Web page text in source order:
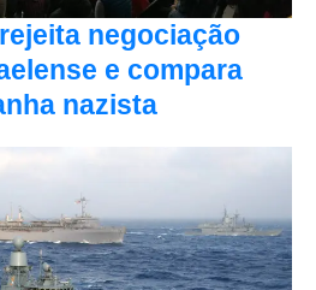
negociação
e compara
nazista